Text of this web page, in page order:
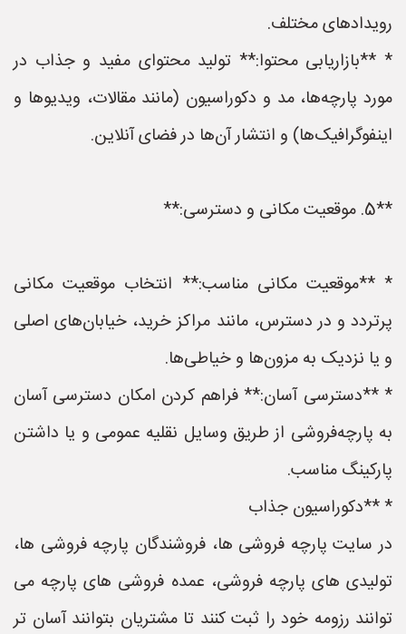
رویدادهای مختلف.
* **بازاریابی محتوا:** تولید محتوای مفید و جذاب در
مورد پارچه‌ها، مد و دکوراسیون (مانند مقالات، ویدیوها و
اینفوگرافیک‌ها) و انتشار آن‌ها در فضای آنلاین.
**5. موقعیت مکانی و دسترسی:**
* **موقعیت مکانی مناسب:** انتخاب موقعیت مکانی
پرتردد و در دسترس، مانند مراکز خرید، خیابان‌های اصلی
و یا نزدیک به مزون‌ها و خیاطی‌ها.
* **دسترسی آسان:** فراهم کردن امکان دسترسی آسان
به پارچه‌فروشی از طریق وسایل نقلیه عمومی و یا داشتن
پارکینگ مناسب.
* **دکوراسیون جذاب
در سایت پارچه فروشی ها، فروشندگان پارچه فروشی ها،
تولیدی های پارچه فروشی، عمده فروشی های پارچه می
توانند رزومه خود را ثبت کنند تا مشتریان بتوانند آسان تر